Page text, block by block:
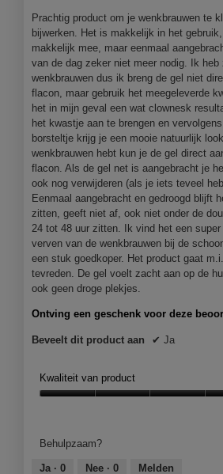
sterren.
Prachtig product om je wenkbrauwen te
bijwerken. Het is makkelijk in het
makkelijk mee, maar eenmaal
van de dag zeker niet meer nodig. Ik heb
wenkbrauwen dus ik breng de gel niet
flacon, maar gebruik het meegeleverde
het in mijn geval een wat clownesk
het kwastje aan te brengen en
borsteltje krijg je een mooie natuurlijk
wenkbrauwen hebt kun je de gel direct
flacon. Als de gel net is aangebracht je
ook nog verwijderen (als je iets teveel
Eenmaal aangebracht en gedroogd blijft
zitten, geeft niet af, ook niet onder de
24 tot 48 uur zitten. Ik vind het een
verven van de wenkbrauwen bij de
een stuk goedkoper. Het product gaat
tevreden. De gel voelt zacht aan op de
ook geen droge plekjes.
Ontving een geschenk voor deze
Beveelt dit product aan ✔ Ja
Kwaliteit van product
5
van
Behulpzaam?
Ja · 0 Nee · 0 Melden